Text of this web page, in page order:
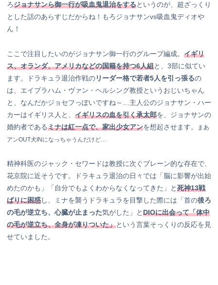
ろジョナサンら御一行が吸血鬼退治をするというのが、超ざっくり
とした話のあらすじだからね！もろジョナサンvs吸血鬼ディオや
ん！
ここで注目したいのがジョナサン御一行のグループ編成。 イギリ
ス、オランダ、アメリカなどの国籍を持つ6人組と、3部に似てい
ます。ドラキュラ退治作戦のリーダー格で若者5人を引っ張るの
は、エイブラハム・ヴァン・ヘルシング教授というおじいちゃん
と、なんだかジョセフっぽいですね～…主人公のジョナサン・ハー
カーはイギリス人と、 イギリスの血を引く承太郎を、ジョナサンの
婚約者であるミナは紅一点で、家出少女アンを想起させます。
まあ
アンOUT犬INになっちゃうんだけど…
精神科医のジャック・セワードは教授に次ぐブレーン的な存在で、
花京院に近そうです。ドラキュラ退治の日々では「脳に影響が出始
めたのかも」「自分でもよくわからなくなってきた」と死神13戦
ばりに困惑し、ミナを襲うドラキュラを目撃した際には「首の後ろ
の毛が逆立ち、心臓が止まった気がした」とDIOに出会って「体中
の毛が逆立ち、全身が凍りついた」という言葉そっくりの反応を見
せていました。